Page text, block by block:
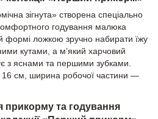
зігнута» створена спеціально
годування малюка
формі ложкою зручно набирати їжу
кутами, а м’який харчовий
з яснами та першими зубками.
см, ширина робочої частини —
прикорму та годування